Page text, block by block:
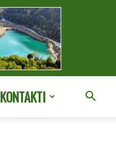
KONTAKTI